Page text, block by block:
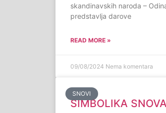
skandinavskih naroda –
predstavlja darove
READ MORE »
09/08/2024 Nema komentara
SNOVI
SIMBOLIKA